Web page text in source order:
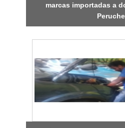
marcas importadas a
Peruche